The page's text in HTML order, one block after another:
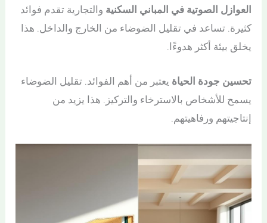
العوازل الصوتية في المباني السكنية والتجارية تقدم فوائد
كثيرة. تساعد في تقليل الضوضاء من الخارج والداخل. هذا
يخلق بيئة أكثر هدوءًا.
تحسين جودة الحياة يعتبر من أهم الفوائد. تقليل الضوضاء
يسمح للأشخاص بالاسترخاء والتركيز. هذا يزيد من
إنتاجيتهم ورفاهيتهم.